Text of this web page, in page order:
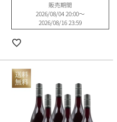
販売期間
2026/08/04 20:00〜
2026/08/16 23:59